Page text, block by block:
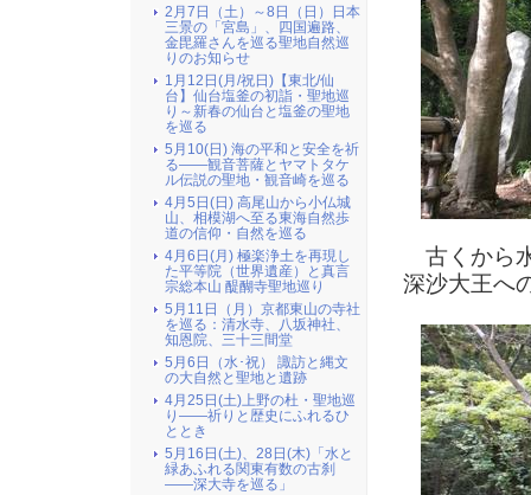
古くから
深沙大王へ
2月7日（土）～8日（日）日本
三景の「宮島」、四国遍路、
金毘羅さんを巡る聖地自然巡
りのお知らせ
1月12日(月/祝日)【東北/仙
台】仙台塩釜の初詣・聖地巡
り～新春の仙台と塩釜の聖地
を巡る
5月10(日) 海の平和と安全を祈
る――観音菩薩とヤマトタケ
ル伝説の聖地・観音崎を巡る
4月5日(日) 高尾山から小仏城
山、相模湖へ至る東海自然歩
道の信仰・自然を巡る
4月6日(月) 極楽浄土を再現し
た平等院（世界遺産）と真言
宗総本山 醍醐寺聖地巡り
5月11日（月）京都東山の寺社
を巡る：清水寺、八坂神社、
知恩院、三十三間堂
5月6日（水･祝） 諏訪と縄文
の大自然と聖地と遺跡
4月25日(土)上野の杜・聖地巡
り――祈りと歴史にふれるひ
ととき
5月16日(土)、28日(木)「水と
緑あふれる関東有数の古刹
――深大寺を巡る」